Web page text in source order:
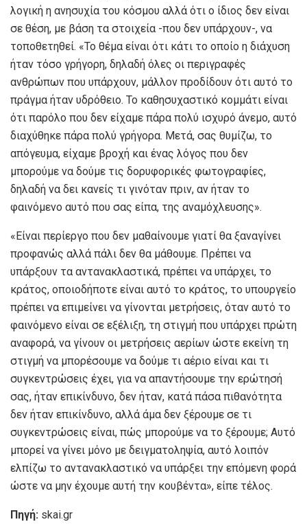
λογική η ανησυχία του κόσμου αλλά ότι ο ίδιος δεν είναι
σε θέση, με βάση τα στοιχεία -που δεν υπάρχουν-, να
τοποθετηθεί. «Το θέμα είναι ότι κάτι το οποίο η διάχυση
ήταν τόσο γρήγορη, δηλαδή όλες οι περιγραφές
ανθρώπων που υπάρχουν, μάλλον προδίδουν ότι αυτό το
πράγμα ήταν υδρόθειο. Το καθησυχαστικό κομμάτι είναι
ότι παρόλο που δεν είχαμε πάρα πολύ ισχυρό άνεμο, αυτό
διαχύθηκε πάρα πολύ γρήγορα. Μετά, σας θυμίζω, το
απόγευμα, είχαμε βροχή και ένας λόγος που δεν
μπορούμε να δούμε τις δορυφορικές φωτογραφίες,
δηλαδή να δει κανείς τι γινόταν πριν, αν ήταν το
φαινόμενο αυτό που σας είπα, της αναμόχλευσης».
«Είναι περίεργο που δεν μαθαίνουμε γιατί θα ξαναγίνει
προφανώς αλλά πάλι δεν θα μάθουμε. Πρέπει να
υπάρξουν τα αντανακλαστικά, πρέπει να υπάρχει, το
κράτος, οποιοδήποτε είναι αυτό το κράτος, το υπουργείο
πρέπει να επιμείνει να γίνονται μετρήσεις, όταν αυτό το
φαινόμενο είναι σε εξέλιξη, τη στιγμή που υπάρχει πρώτη
αναφορά, να γίνουν οι μετρήσεις αερίων ώστε εκείνη τη
στιγμή να μπορέσουμε να δούμε τι αέριο είναι και τι
συγκεντρώσεις έχει, για να απαντήσουμε την ερώτησή
σας, ήταν επικίνδυνο, δεν ήταν, κατά πάσα πιθανότητα
δεν ήταν επικίνδυνο, αλλά άμα δεν ξέρουμε σε τι
συγκεντρώσεις είναι, πώς μπορούμε να το ξέρουμε; Αυτό
μπορεί να γίνει μόνο με δειγματοληψία, αυτό λοιπόν
ελπίζω το αντανακλαστικό να υπάρξει την επόμενη φορά
ώστε να μην έχουμε αυτή την κουβέντα», είπε τέλος.
Πηγή: skai.gr